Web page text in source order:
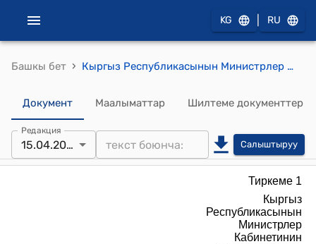
KG RU
Башкы бет › Кыргыз Республикасынын Министрлер Кабинетинин 2022-жылдын 8-апрелиндеги № 201 "Республикалык бюджеттен жергиликтүү бюджеттерге максаттуу трансферттерди берүү" тартиби
Документ Маалыматтар Шилтеме документтер
Редакция
15.04.2026 Салыштыруу